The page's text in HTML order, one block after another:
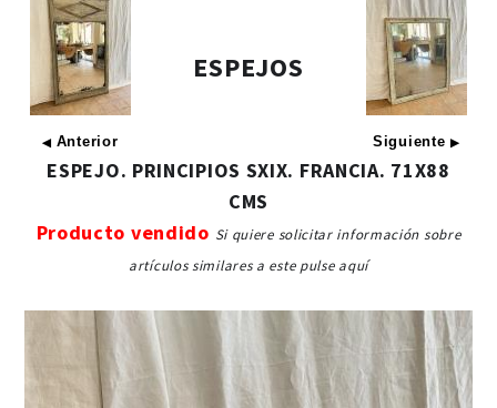
◀ Anterior
ESPEJOS
Siguiente▶
ESPEJO. PRINCIPIOS SXIX. FRANCIA. 71X88
CMS
Producto vendido Si quiere solicitar información sobre
artículos similares a este pulse aquí